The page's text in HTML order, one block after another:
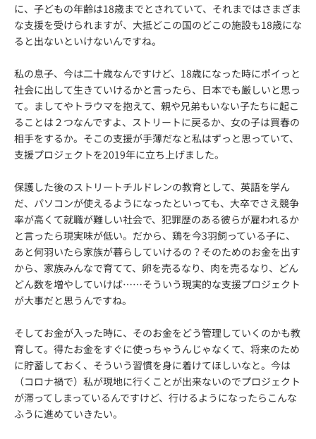
に、子どもの年齢は18歳までとされていて、それまではさまざま
な支援を受けられますが、大抵どこの国のどこの施設も18歳にな
ると出ないといけないんですね。
私の息子、今は二十歳なんですけど、18歳になった時にポイっと
社会に出して生きていけるかと言ったら、日本でも厳しいと思っ
て。ましてやトラウマを抱えて、親や兄弟もいない子たちに起こ
ることは２つなんですよ、ストリートに戻るか、女の子は買春の
相手をするか。そこの支援が手薄だなと私はずっと思っていて、
支援プロジェクトを2019年に立ち上げました。
保護した後のストリートチルドレンの教育として、英語を学ん
だ、パソコンが使えるようになったといっても、大卒でさえ競争
率が高くて就職が難しい社会で、犯罪歴のある彼らが雇われるか
と言ったら現実味が低い。だから、鶏を今3羽飼っている子に、
あと何羽いたら家族が暮らしていけるの？そのためのお金を出す
から、家族みんなで育てて、卵を売るなり、肉を売るなり、どん
どん数を増やしていけば……そういう現実的な支援プロジェクト
が大事だと思うんですね。
そしてお金が入った時に、そのお金をどう管理していくのかも教
育して。得たお金をすぐに使っちゃうんじゃなくて、将来のため
に貯蓄しておく、そういう習慣を身に着けてほしいなと。今は
（コロナ禍で）私が現地に行くことが出来ないのでプロジェクト
が滞ってしまっているんですけど、行けるようになったらこんな
ふうに進めていきたい。